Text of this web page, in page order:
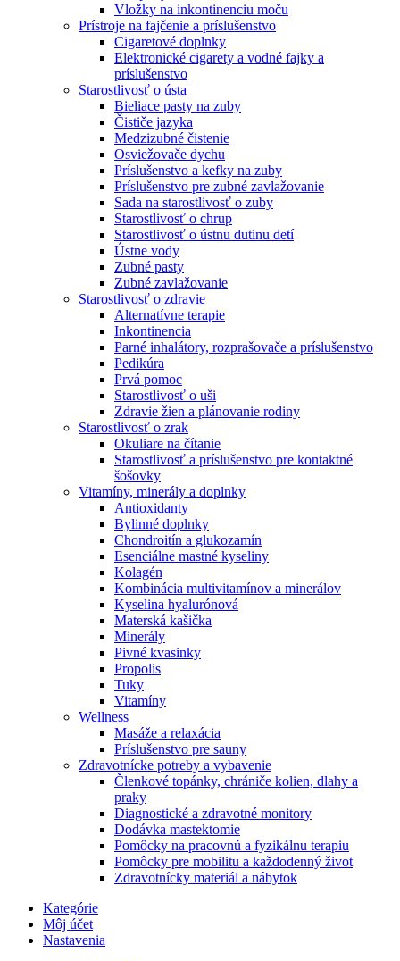
Vložky na inkontinenciu moču
Prístroje na fajčenie a príslušenstvo
Cigaretové doplnky
Elektronické cigarety a vodné fajky a
príslušenstvo
Starostlivosť o ústa
Bieliace pasty na zuby
Čističe jazyka
Medzizubné čistenie
Osviežovače dychu
Príslušenstvo a kefky na zuby
Príslušenstvo pre zubné zavlažovanie
Sada na starostlivosť o zuby
Starostlivosť o chrup
Starostlivosť o ústnu dutinu detí
Ústne vody
Zubné pasty
Zubné zavlažovanie
Starostlivosť o zdravie
Alternatívne terapie
Inkontinencia
Parné inhalátory, rozprašovače a príslušenstvo
Pedikúra
Prvá pomoc
Starostlivosť o uši
Zdravie žien a plánovanie rodiny
Starostlivosť o zrak
Okuliare na čítanie
Starostlivosť a príslušenstvo pre kontaktné
šošovky
Vitamíny, minerály a doplnky
Antioxidanty
Bylinné doplnky
Chondroitín a glukozamín
Esenciálne mastné kyseliny
Kolagén
Kombinácia multivitamínov a minerálov
Kyselina hyalurónová
Materská kašička
Minerály
Pivné kvasinky
Propolis
Tuky
Vitamíny
Wellness
Masáže a relaxácia
Príslušenstvo pre sauny
Zdravotnícke potreby a vybavenie
Členkové topánky, chrániče kolien, dlahy a
praky
Diagnostické a zdravotné monitory
Dodávka mastektomie
Pomôcky na pracovnú a fyzikálnu terapiu
Pomôcky pre mobilitu a každodenný život
Zdravotnícky materiál a nábytok
Kategórie
Môj účet
Nastavenia